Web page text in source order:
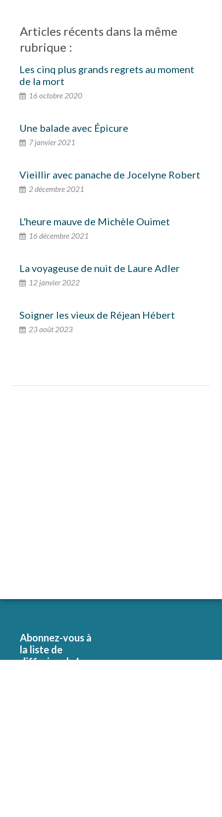
Articles récents dans la même
rubrique :
Les cinq plus grands regrets au moment
de la mort
16 octobre 2020
Une balade avec Épicure
7 janvier 2021
Vieillir avec panache de Jocelyne Robert
2 décembre 2021
L'heure mauve de Michèle Ouimet
16 décembre 2021
La voyageuse de nuit de Laure Adler
12 janvier 2022
Soigner les vieux de Réjean Hébert
23 août 2023
Abonnez-vous à
la liste de
diffusion deLa